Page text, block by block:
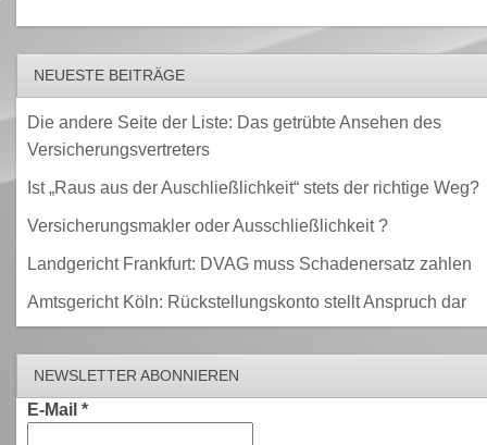
NEUESTE BEITRÄGE
Die andere Seite der Liste: Das getrübte Ansehen des
Versicherungsvertreters
Ist „Raus aus der Auschließlichkeit“ stets der richtige Weg?
Versicherungsmakler oder Ausschließlichkeit ?
Landgericht Frankfurt: DVAG muss Schadenersatz zahlen
Amtsgericht Köln: Rückstellungskonto stellt Anspruch dar
NEWSLETTER ABONNIEREN
E-Mail *